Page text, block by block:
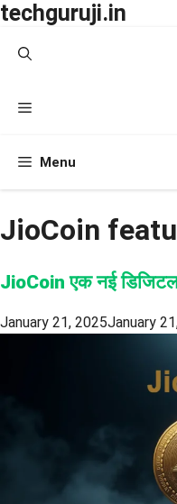
Skip
content
techguruji.in
Menu
Menu
JioCoin
JioCoin एक नई
January 21, 2025January